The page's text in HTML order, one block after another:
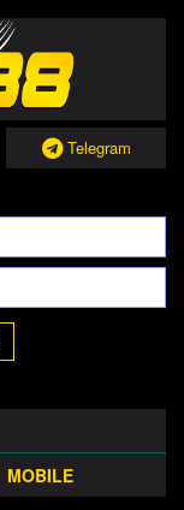
Telegram
MOBILE